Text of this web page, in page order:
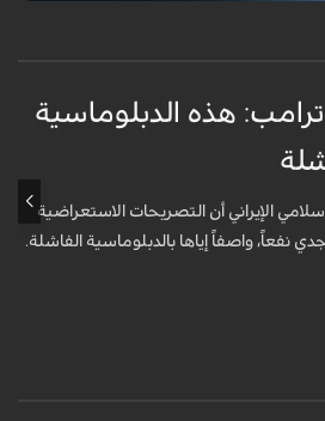
هذه الدبلوماسية
الإيراني أن التصريحات الاستعراضية
نفعاً، واصفاً إياها بالدبلوماسية الفاشلة.